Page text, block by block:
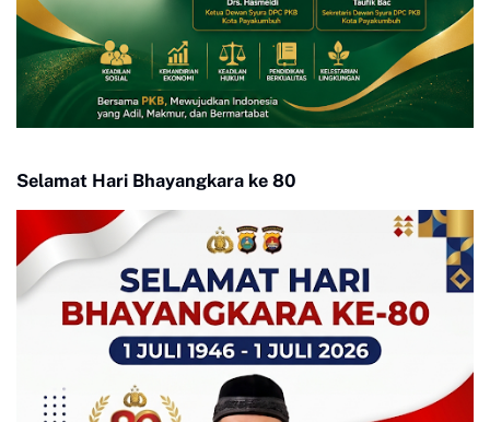
Selamat Hari Bhayangkara ke 80